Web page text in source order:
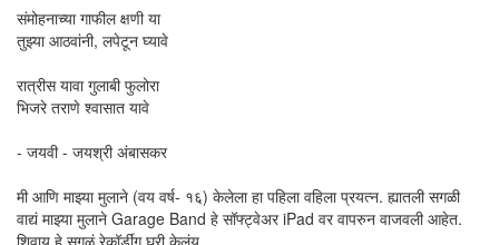
संमोहनाच्या गाफील क्षणी या
तुझ्या आठवांनी, लपेटून घ्यावे
रात्रीस यावा गुलाबी फुलोरा
भिजरे तराणे श्वासात यावे
- जयवी - जयश्री अंबासकर
मी आणि माझ्या मुलाने (वय वर्ष- १६) केलेला हा पहिला वहिला प्रयत्न. ह्यातली सगळी
वाद्यं माझ्या मुलाने Garage Band हे सॉफ्ट्वेअर iPad वर वापरुन वाजवली आहेत.
शिवाय हे सगळं रेकॉर्डींग घरी केलंय.